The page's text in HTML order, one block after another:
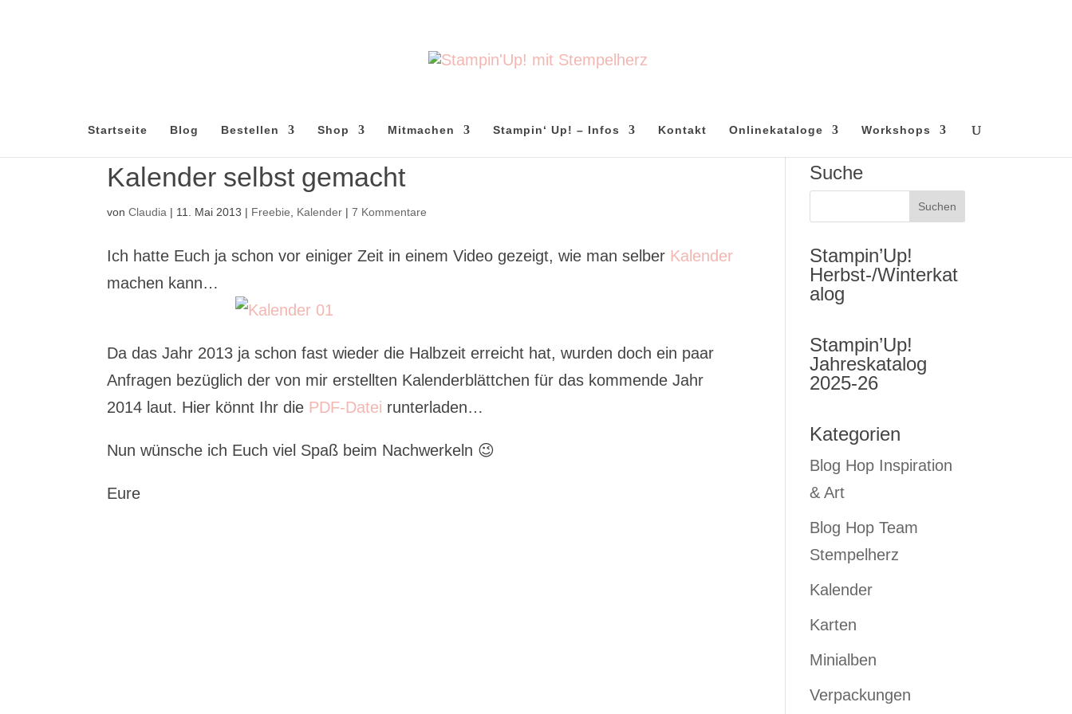
Startseite Blog Bestellen Shop Mitmachen Stampin‘ Up! – Infos Kontakt Onlinekataloge Workshops
Kalender selbst gemacht
vonClaudia | 11. Mai 2013 | Freebie Kalender |7 Kommentare
Ich hatte Euch ja schon vor einiger Zeit in einem Video gezeigt, wie man selber Kalender
machen kann…
Da das Jahr 2013 ja schon fast wieder die Halbzeit erreicht hat, wurden doch ein paar
Anfragen bezüglich der von mir erstellten Kalenderblättchen für das kommende Jahr
2014 laut. Hier könnt Ihr die PDF-Datei runterladen…
Nun wünsche ich Euch viel Spaß beim Nachwerkeln 😉
Eure
Suche
Stampin’Up!
Herbst-/Winterkat
alog
Stampin’Up!
Jahreskatalog
2025-26
Kategorien
Blog Hop Inspiration
& Art
Blog Hop Team
Stempelherz
Kalender
Karten
Minialben
Verpackungen